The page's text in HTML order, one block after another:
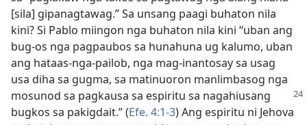
[sila] gipanagtawag.” Sa unsang paagi buhaton nila
kini? Si Pablo miingon nga buhaton nila kini “uban ang
bug-os nga pagpaubos sa hunahuna ug kalumo, uban
ang hataas-nga-pailob, nga mag-inantosay sa usag
usa diha sa gugma, sa matinuoron manlimbasog nga
mosunod sa pagkausa sa espiritu sa nagahiusang
bugkos sa pakigdait.” (Efe. 4:1-3) Ang espiritu ni Jehova